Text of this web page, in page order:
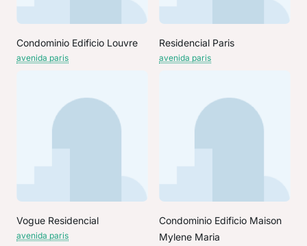
Condominio Edificio Louvre
avenida paris
Residencial Paris
avenida paris
Vogue Residencial
avenida paris
Condominio Edificio Maison
Mylene Maria